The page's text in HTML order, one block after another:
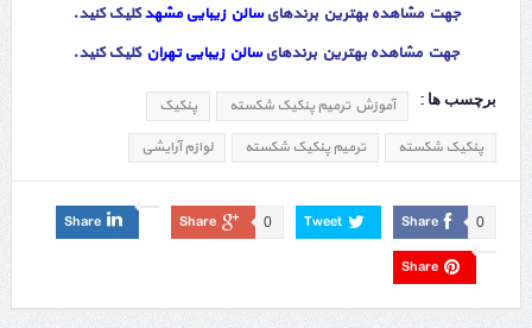
جهت مشاهده بهترین برندهایسالن زیبایی مشهدکلیک کنید.
جهت مشاهده بهترین برندهایسالن زیبایی تهران کلیک کنید.
برچسب ها : آموزش ترمیم پنکیک شکسته
پنکیک
پنکیک شکسته
ترمیم پنکیک شکسته لوازم آرایشی
Share 0
Tweet
Share 0
Share
Share